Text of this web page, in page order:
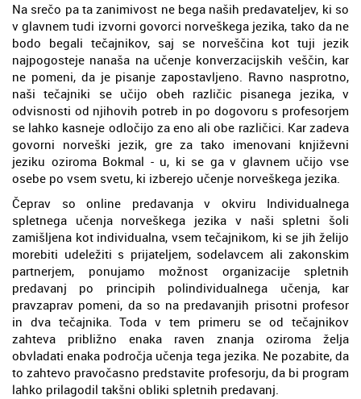
Na srečo pa ta zanimivost ne bega naših predavateljev, ki so
v glavnem tudi izvorni govorci norveškega jezika, tako da ne
bodo begali tečajnikov, saj se norveščina kot tuji jezik
najpogosteje nanaša na učenje konverzacijskih veščin, kar
ne pomeni, da je pisanje zapostavljeno. Ravno nasprotno,
naši tečajniki se učijo obeh različic pisanega jezika, v
odvisnosti od njihovih potreb in po dogovoru s profesorjem
se lahko kasneje odločijo za eno ali obe različici. Kar zadeva
govorni norveški jezik, gre za tako imenovani književni
jeziku oziroma Bokmal - u, ki se ga v glavnem učijo vse
osebe po vsem svetu, ki izberejo učenje norveškega jezika.
Čeprav so online predavanja v okviru Individualnega
spletnega učenja norveškega jezika v naši spletni šoli
zamišljena kot individualna, vsem tečajnikom, ki se jih želijo
morebiti udeležiti s prijateljem, sodelavcem ali zakonskim
partnerjem, ponujamo možnost organizacije spletnih
predavanj po principih polindividualnega učenja, kar
pravzaprav pomeni, da so na predavanjih prisotni profesor
in dva tečajnika. Toda v tem primeru se od tečajnikov
zahteva približno enaka raven znanja oziroma želja
obvladati enaka področja učenja tega jezika. Ne pozabite, da
to zahtevo pravočasno predstavite profesorju, da bi program
lahko prilagodil takšni obliki spletnih predavanj.